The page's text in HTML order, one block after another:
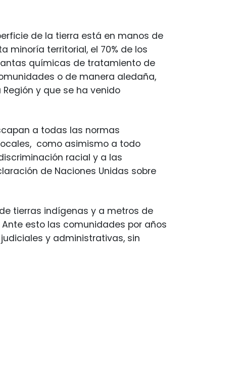
de la tierra está en manos de
minoría territorial, el 70% de los
químicas de tratamiento de
o de manera aledaña,
y que se ha venido
a todas las normas
como asimismo a todo
racial y a las
de Naciones Unidas sobre
tierras indígenas y a metros de
esto las comunidades por años
y administrativas, sin